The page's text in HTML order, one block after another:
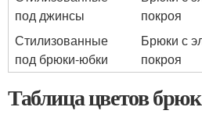
под джинсы
покроя
Стилизованные
под брюки-юбки
Брюки с
покроя
Таблица цветов брюк